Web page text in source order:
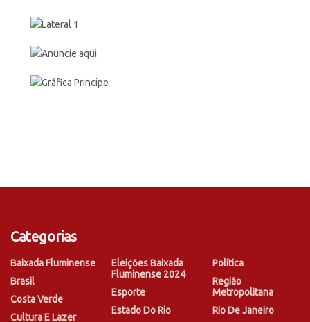
Categorias
Baixada Fluminense
Brasil
Costa Verde
Cultura E Lazer
Eleições Baixada
Fluminense 2024
Esporte
Estado Do Rio
Política
Região
Metropolitana
Rio De Janeiro